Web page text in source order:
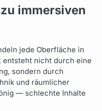
immersiven
jede Oberfläche in
entsteht nicht durch eine
sondern durch
und räumlicher
— schlechte Inhalte